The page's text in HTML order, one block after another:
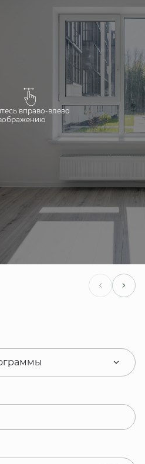
вправо-влево